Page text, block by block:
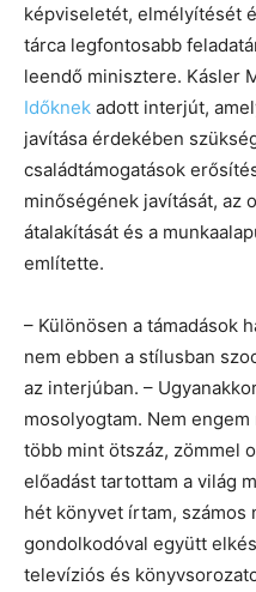
képviseletét, elmélyítését
tárca legfontosabb
leendő minisztere. Kásler
Időknek adott interjút,
javítása érdekében
családtámogatások
minőségének javítását, az
átalakítását és a
említette.
– Különösen a támadások
nem ebben a stílusban
az interjúban. –
mosolyogtam. Nem
több mint ötszáz, zömmel
előadást tartottam a világ
hét könyvet írtam, számos
gondolkodóval együtt
televíziós és